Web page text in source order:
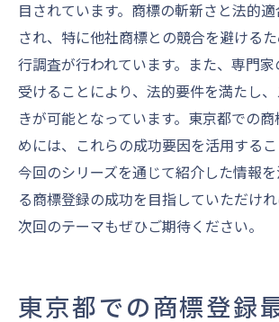
目されています。商標の斬新さと法的
され、特に他社商標との競合を避ける
行調査が行われています。また、専門
受けることにより、法的要件を満たし
きが可能となっています。東京都での
めには、これらの成功要因を活用するこ
今回のシリーズを通じて紹介した情報
る商標登録の成功を目指していただけれ
次回のテーマもぜひご期待ください。
東京都での商標登録